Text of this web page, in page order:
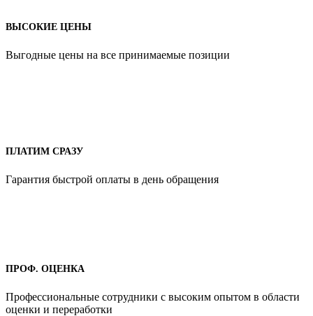
ВЫСОКИЕ ЦЕНЫ
Выгодные цены на все принимаемые позиции
ПЛАТИМ СРАЗУ
Гарантия быстрой оплаты в день обращения
ПРОФ. ОЦЕНКА
Профессиональные сотрудники с высоким опытом в области
оценки и переработки